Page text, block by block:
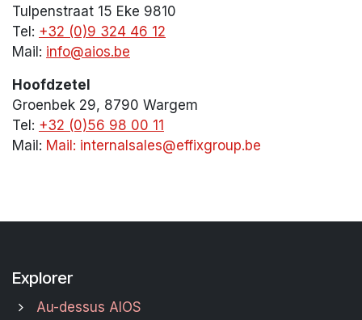
Tulpenstraat 15 Eke 9810
Tel: +32 (0)9 324 46 12
Mail: info@aios.be
Hoofdzetel
Groenbek 29, 8790 Wargem
Tel: +32 (0)56 98 00 11
Mail: Mail: internalsales@effixgroup.be
Explorer
Au-dessus AIOS